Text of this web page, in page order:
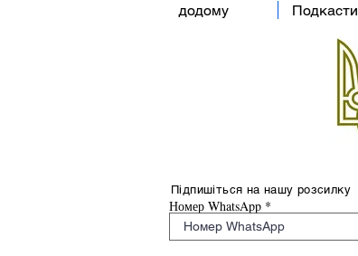
додому Подкасти
Підпишіться на нашу розсилку
Номер WhatsApp